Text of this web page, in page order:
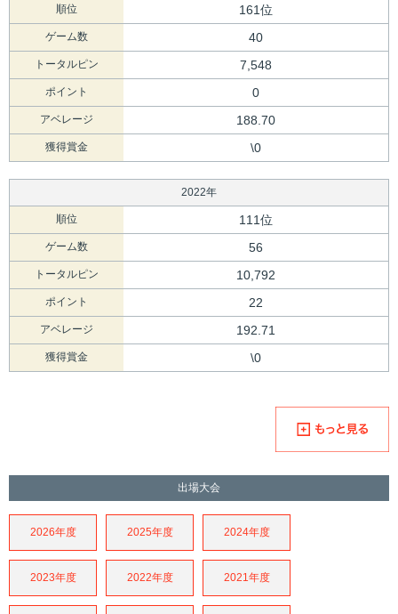
順位 161位
ゲーム数 40
トータルピン 7,548
ポイント 0
アベレージ 188.70
獲得賞金 \0
2022年
順位 111位
ゲーム数 56
トータルピン 10,792
ポイント 22
アベレージ 192.71
獲得賞金 \0
出場大会
2026年度 2025年度 2024年度
2023年度 2022年度 2021年度